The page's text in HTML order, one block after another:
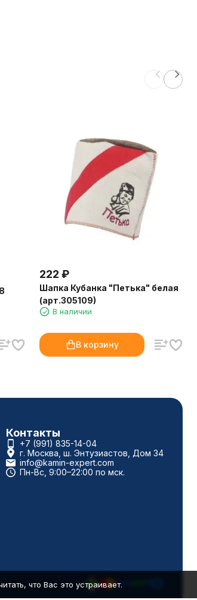
222 ₽
Шапка Кубанка "Петька" белая
(арт.305109)
В наличии
В корзину
Контакты
+7 (991) 835-14-04
г. Москва, ш. Энтузиастов, Дом 34
info@kamin-expert.com
Пн-Вс, 9:00–22:00 по мск.
что Вас это устраивает.